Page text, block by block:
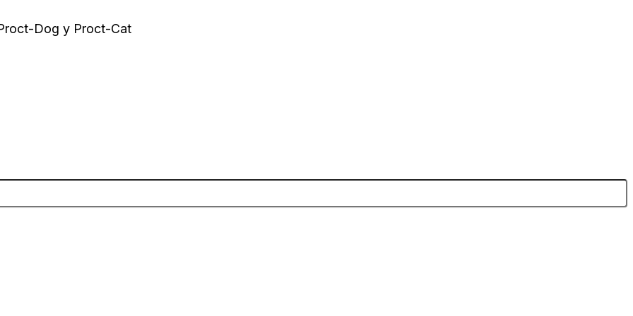
Dog y Proct-Cat